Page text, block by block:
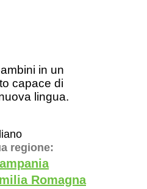
in un
capace di
lingua.
regione:
Romagna